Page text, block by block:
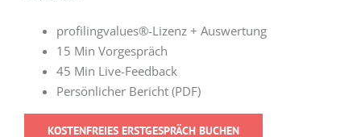
profilingvalues®-Lizenz + Auswertung
15 Min Vorgespräch
45 Min Live-Feedback
Persönlicher Bericht (PDF)
KOSTENFREIES ERSTGESPRÄCH BUCHEN